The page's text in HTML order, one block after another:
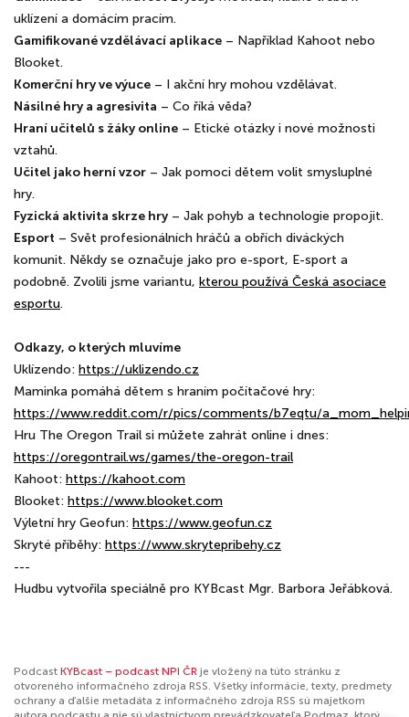
uklízení a domácím pracím.
Gamifikované vzdělávací aplikace – Například Kahoot nebo
Blooket.
Komerční hry ve výuce – I akční hry mohou vzdělávat.
Násilné hry a agresivita – Co říká věda?
Hraní učitelů s žáky online – Etické otázky i nové možnosti
vztahů.
Učitel jako herní vzor – Jak pomoci dětem volit smysluplné
hry.
Fyzická aktivita skrze hry – Jak pohyb a technologie propojit.
Esport – Svět profesionálních hráčů a obřích diváckých
komunit. Někdy se označuje jako pro e-sport, E-sport a
podobně. Zvolili jsme variantu, kterou používá Česká asociace
esportu.
Odkazy, o kterých mluvíme
Uklízendo: https://uklizendo.cz
Maminka pomáhá dětem s hraním počítačové hry:
https://www.reddit.com/r/pics/comments/b7eqtu/
Hru The Oregon Trail si můžete zahrát online i dnes:
https://oregontrail.ws/games/the-oregon-trail
Kahoot: https://kahoot.com
Blooket: https://www.blooket.com
Výletní hry Geofun: https://www.geofun.cz
Skryté příběhy: https://www.skrytepribehy.cz
---
Hudbu vytvořila speciálně pro KYBcast Mgr. Barbora Jeřábková.
Podcast KYBcast – podcast NPI ČR je vložený na túto stránku z
otvoreného informačného zdroja RSS. Všetky informácie, texty, predmety
ochrany a ďalšie metadáta z informačného zdroja RSS sú majetkom